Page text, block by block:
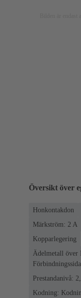
Översikt över
Honkontakdon
Märkström: ‌2 A
Kopparlegering
Ädelmetall över
Förbindningssida
Prestandanivå:
Kodning: